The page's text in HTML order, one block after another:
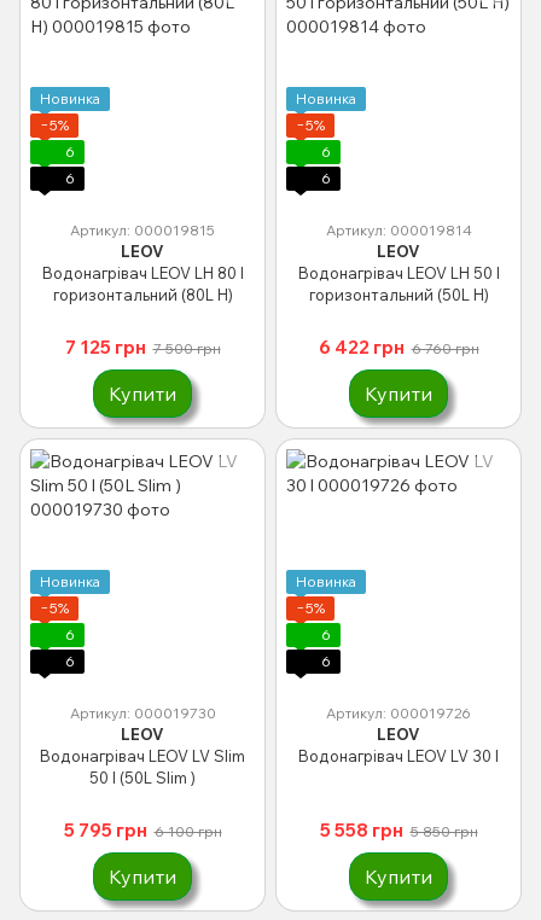
Новинка
−5%
6
6
Артикул: 000019815
LEOV
Водонагрівач LEOV LH 80 l
горизонтальний (80L H)
7 125 грн 7 500 грн
Купити
Новинка
−5%
6
6
Артикул: 000019814
LEOV
Водонагрівач LEOV LH 50 l
горизонтальний (50L H)
6 422 грн 6 760 грн
Купити
Новинка
−5%
6
6
Артикул: 000019730
LEOV
Водонагрівач LEOV LV Slim
50 l (50L Slim )
5 795 грн 6 100 грн
Купити
Новинка
−5%
6
6
Артикул: 000019726
LEOV
Водонагрівач LEOV LV 30 l
5 558 грн 5 850 грн
Купити